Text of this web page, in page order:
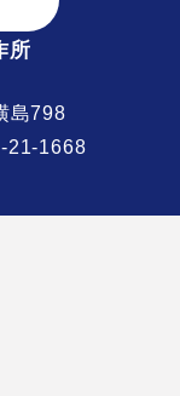
所
島798
21-1668